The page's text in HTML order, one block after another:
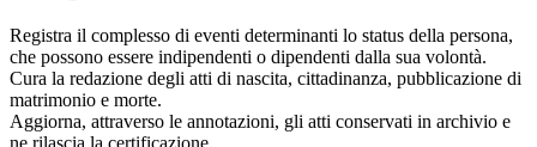
Registra il complesso di eventi determinanti lo status della persona,
che possono essere indipendenti o dipendenti dalla sua volontà.
Cura la redazione degli atti di nascita, cittadinanza, pubblicazione di
matrimonio e morte.
Aggiorna, attraverso le annotazioni, gli atti conservati in archivio e
ne rilascia la certificazione.